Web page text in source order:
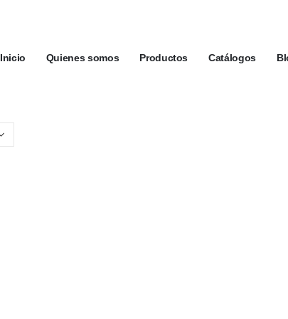
Inicio Quienes somos Productos Catálogos